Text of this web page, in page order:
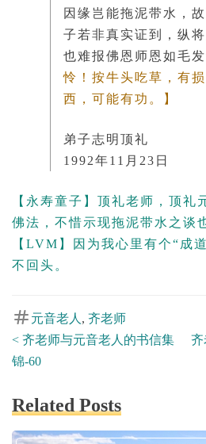
因缘岂能拖泥带水，
子若非真实证到，纵
也难报佛恩师恩如毛发
怜！按牛头吃草，有
西，可能有功。】
弟子志明顶礼
1992年11月23日
【永寿童子】顶礼老师，顶礼
佛法，不惜示现拖泥带水之谈
【LVM】因为我心里有个“成
不回头。
Post
tags
元音老人 , 齐老师
Posts
< 齐老师与元音老人的书信集
锦-60
齐
Related Posts